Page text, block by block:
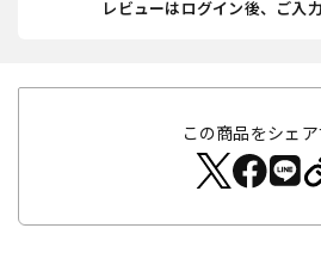
レビューはログイン後、ご入
この商品をシェ